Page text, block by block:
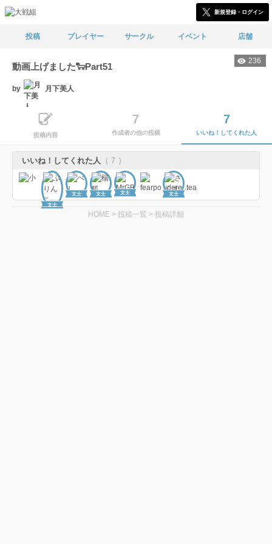
新規登録・ログイン
投稿 プレイヤー サークル イベント 店舗
236
動画上げました🐑Part51
by 月下美人
投稿内容
7
作成者の他の投稿
7
いいね！してくれた人
いいね！してくれた人 （ 7 ）
文士
文士 文士 文士 文士
HOME > 投稿一覧 > 投稿詳細